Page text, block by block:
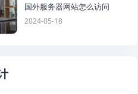
国外服务器网站怎么访问
2024-05-18